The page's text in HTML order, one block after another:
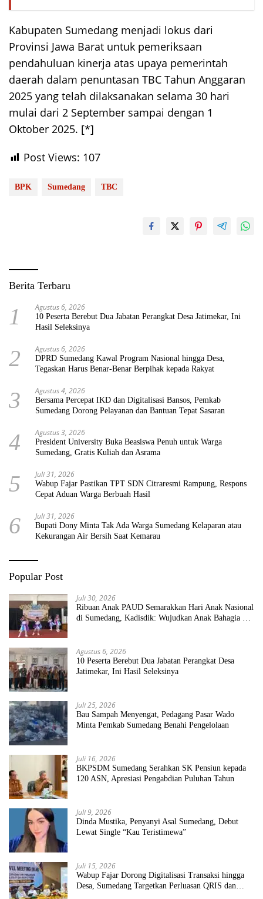
Kabupaten Sumedang menjadi lokus dari
Provinsi Jawa Barat untuk pemeriksaan
pendahuluan kinerja atas upaya pemerintah
daerah dalam penuntasan TBC Tahun Anggaran
2025 yang telah dilaksanakan selama 30 hari
mulai dari 2 September sampai dengan 1
Oktober 2025. [*]
Post Views: 107
BPK Sumedang TBC
Berita Terbaru
1 Agustus 6, 2026
10 Peserta Berebut Dua Jabatan Perangkat Desa Jatimekar, Ini
Hasil Seleksinya
2 Agustus 6, 2026
DPRD Sumedang Kawal Program Nasional hingga Desa,
Tegaskan Harus Benar-Benar Berpihak kepada Rakyat
3 Agustus 4, 2026
Bersama Percepat IKD dan Digitalisasi Bansos, Pemkab
Sumedang Dorong Pelayanan dan Bantuan Tepat Sasaran
4 Agustus 3, 2026
President University Buka Beasiswa Penuh untuk Warga
Sumedang, Gratis Kuliah dan Asrama
5 Juli 31, 2026
Wabup Fajar Pastikan TPT SDN Citraresmi Rampung, Respons
Cepat Aduan Warga Berbuah Hasil
6 Juli 31, 2026
Bupati Dony Minta Tak Ada Warga Sumedang Kelaparan atau
Kekurangan Air Bersih Saat Kemarau
Popular Post
Juli 30, 2026
Ribuan Anak PAUD Semarakkan Hari Anak Nasional
di Sumedang, Kadisdik: Wujudkan Anak Bahagia dan
Agustus 6, 2026
10 Peserta Berebut Dua Jabatan Perangkat Desa
Jatimekar, Ini Hasil Seleksinya
Juli 25, 2026
Bau Sampah Menyengat, Pedagang Pasar Wado
Minta Pemkab Sumedang Benahi Pengelolaan
Juli 16, 2026
BKPSDM Sumedang Serahkan SK Pensiun kepada
120 ASN, Apresiasi Pengabdian Puluhan Tahun
Juli 9, 2026
Dinda Mustika, Penyanyi Asal Sumedang, Debut
Lewat Single “Kau Teristimewa”
Juli 15, 2026
Wabup Fajar Dorong Digitalisasi Transaksi hingga
Desa, Sumedang Targetkan Perluasan QRIS dan